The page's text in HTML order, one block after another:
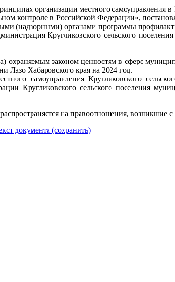
организации местного самоуправления в
контроле в Российской Федерации»,
(надзорными) органами программы
Кругликовского сельского
законом ценностям в сфере
Лазо Хабаровского края на 2024 год.
самоуправления Кругликовского
Кругликовского сельского поселения
на правоотношения, возникшие с
документа (сохранить)